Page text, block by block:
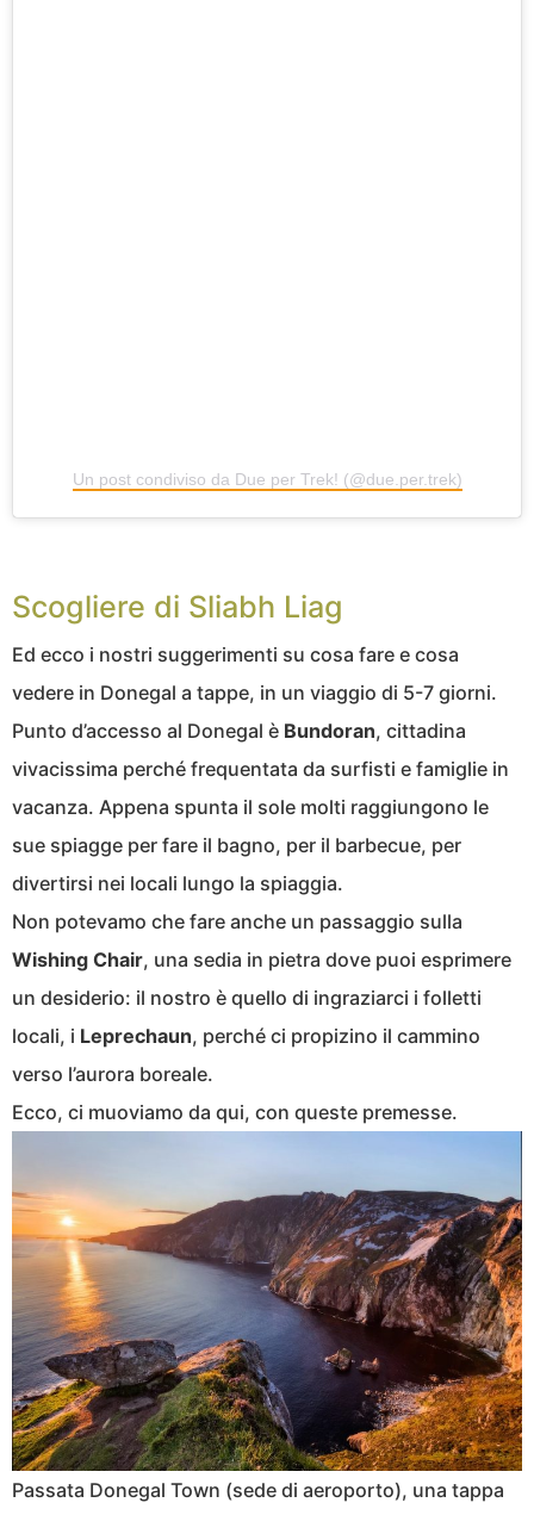
Un post condiviso da Due per Trek! (@due.per.trek)
Scogliere di Sliabh Liag
Ed ecco i nostri suggerimenti su cosa fare e cosa
vedere in Donegal a tappe, in un viaggio di 5-7 giorni.
Punto d’accesso al Donegal è Bundoran, cittadina
vivacissima perché frequentata da surfisti e famiglie in
vacanza. Appena spunta il sole molti raggiungono le
sue spiagge per fare il bagno, per il barbecue, per
divertirsi nei locali lungo la spiaggia.
Non potevamo che fare anche un passaggio sulla
Wishing Chair, una sedia in pietra dove puoi esprimere
un desiderio: il nostro è quello di ingraziarci i folletti
locali, i Leprechaun, perché ci propizino il cammino
verso l’aurora boreale.
Ecco, ci muoviamo da qui, con queste premesse.
Passata Donegal Town (sede di aeroporto), una tappa